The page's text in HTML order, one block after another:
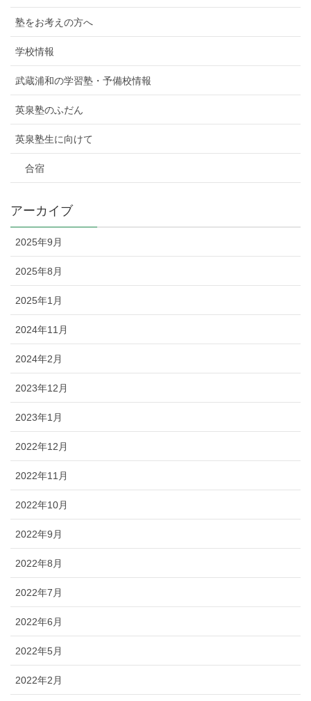
塾をお考えの方へ
学校情報
武蔵浦和の学習塾・予備校情報
英泉塾のふだん
英泉塾生に向けて
合宿
アーカイブ
2025年9月
2025年8月
2025年1月
2024年11月
2024年2月
2023年12月
2023年1月
2022年12月
2022年11月
2022年10月
2022年9月
2022年8月
2022年7月
2022年6月
2022年5月
2022年2月